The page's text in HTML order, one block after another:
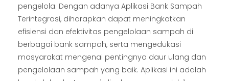
pengelola. Dengan adanya Aplikasi Bank Sampah
Terintegrasi, diharapkan dapat meningkatkan
efisiensi dan efektivitas pengelolaan sampah di
berbagai bank sampah, serta mengedukasi
masyarakat mengenai pentingnya daur ulang dan
pengelolaan sampah yang baik. Aplikasi ini adalah